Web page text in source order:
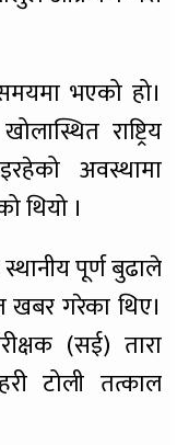
भएको हो।
राष्ट्रिय
अवस्थामा
थियो ।
पूर्ण बुढाले
खबर गरेका थिए।
(सई) तारा
टोली तत्काल